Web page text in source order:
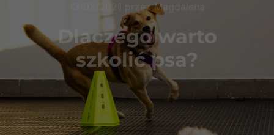
przezMagdalena
Dlaczego warto
szkolić psa?​